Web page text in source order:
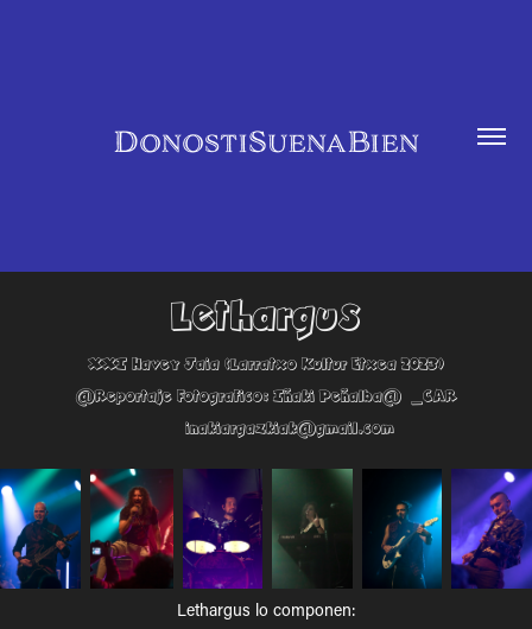
DonostiSuenaBien
Lethargus
XXI Havey Jaia (Larratxo Kultur Etxea 2023)
@Reportaje Fotografico: Iñaki Peñalba@ _CAR
inakiargazkiak@gmail.com
Lethargus lo componen: